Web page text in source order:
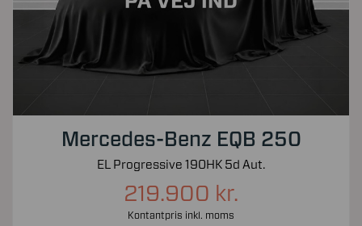
Mercedes-Benz EQB 250
EL Progressive 190HK 5d Aut.
219.900 kr.
Kontantpris inkl. moms